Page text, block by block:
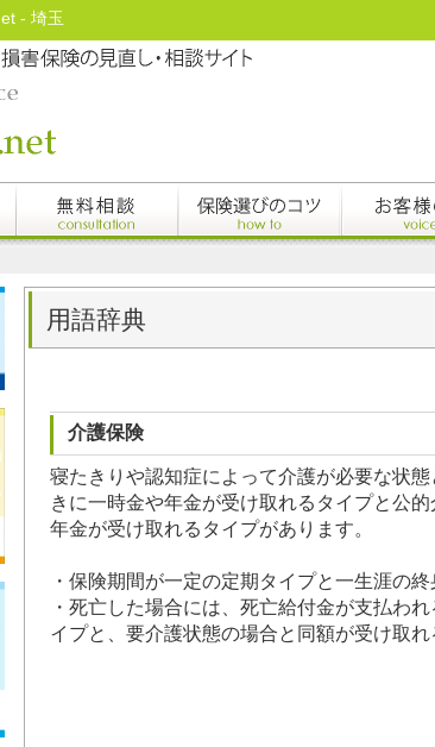
- 埼玉
用語辞典
介護保険
寝たきりや認知症によって介護が必要な状
きに一時金や年金が受け取れるタイプと公
年金が受け取れるタイプがあります。
・保険期間が一定の定期タイプと一生涯の終
・死亡した場合には、死亡給付金が支払わ
イプと、要介護状態の場合と同額が受け取れ